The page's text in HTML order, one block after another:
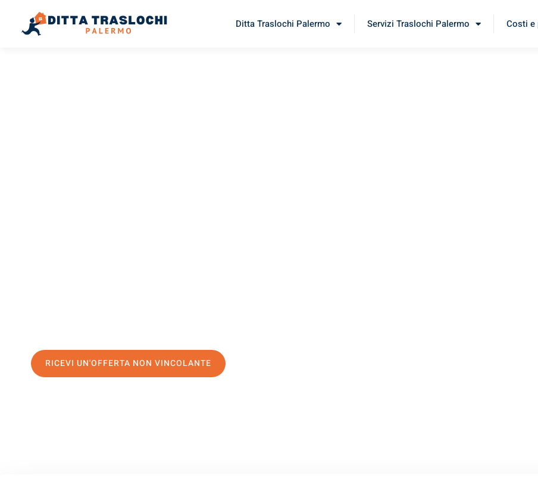
Ditta Traslochi Palermo Servizi Traslochi Palermo Costi e
RICEVI UN'OFFERTA NON VINCOLANTE